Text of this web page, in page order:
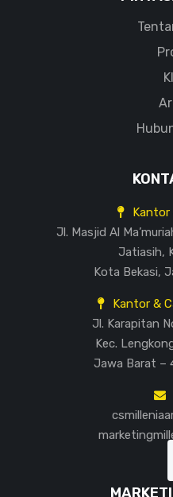
Kantor
Jl. Masjid Al
Jatiasih,
Kota Bekasi,
Kantor &
Jl. Karapitan
Kec.
Jawa Barat –